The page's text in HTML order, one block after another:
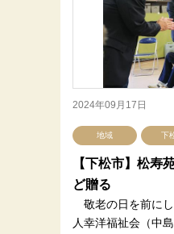
2024年09月17日
地域 下
【下松市】松
ど贈る
敬老の日を前に
人幸洋福祉会（中